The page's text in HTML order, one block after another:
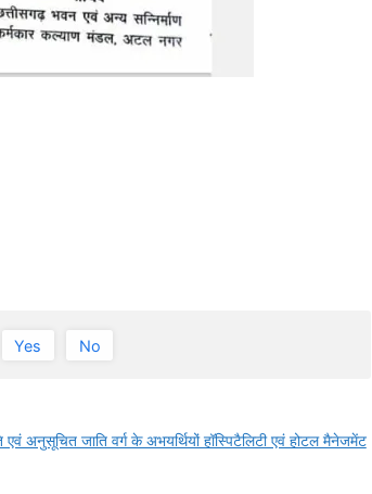
Yes No
अनुसूचित जाति वर्ग के अभयर्थियों हॉस्पिटैलिटी एवं होटल मैनेजमेंट